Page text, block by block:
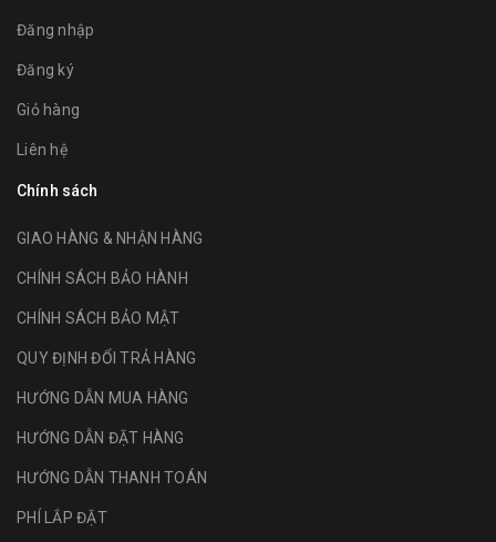
Đăng nhập
Đăng ký
Giỏ hàng
Liên hệ
Chính sách
GIAO HÀNG & NHẬN HÀNG
CHÍNH SÁCH BẢO HÀNH
CHÍNH SÁCH BẢO MẬT
QUY ĐỊNH ĐỔI TRẢ HÀNG
HƯỚNG DẪN MUA HÀNG
HƯỚNG DẪN ĐẶT HÀNG
HƯỚNG DẪN THANH TOÁN
PHÍ LẮP ĐẶT